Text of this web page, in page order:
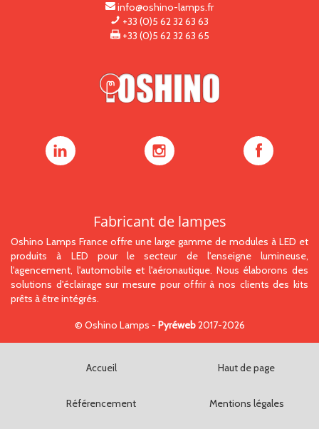
info@oshino-lamps.fr
+33 (0)5 62 32 63 63
+33 (0)5 62 32 63 65
Oshino
Oshino
Oshino
Fabricant de lampes
Oshino Lamps France offre une large gamme de modules à LED et
produits à LED pour le secteur de l'enseigne lumineuse,
l'agencement, l'automobile et l'aéronautique. Nous élaborons des
solutions d'éclairage sur mesure pour offrir à nos clients des kits
prêts à être intégrés.
© Oshino Lamps - Pyréweb2017-2026
Accueil Haut de page
Référencement Mentions légales